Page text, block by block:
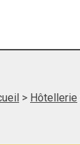
> Hôtellerie